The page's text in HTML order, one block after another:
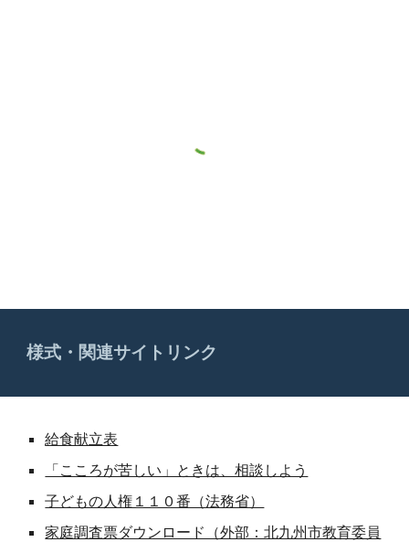
様式・関連サイトリンク
給食献立表
「こころが苦しい」ときは、相談しよう
子どもの人権１１０番（法務省）
家庭調査票ダウンロード（外部：北九州市教育委員